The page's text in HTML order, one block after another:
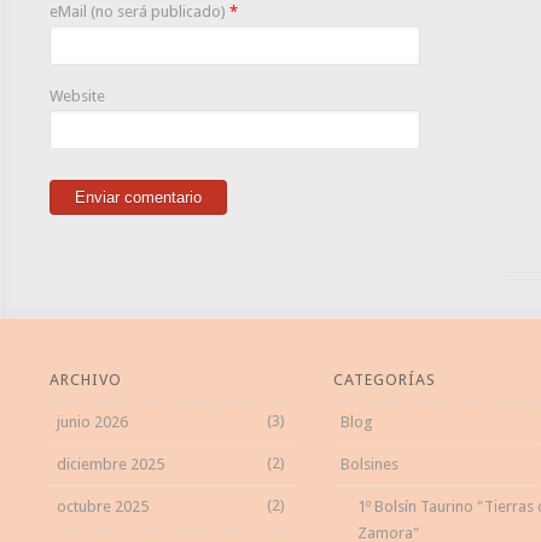
eMail (no será publicado) *
Website
ARCHIVO
junio 2026 (3)
diciembre 2025 (2)
octubre 2025 (2)
CATEGORÍAS
Blog
Bolsines
1º Bolsín Taurino "Tierras
Zamora"